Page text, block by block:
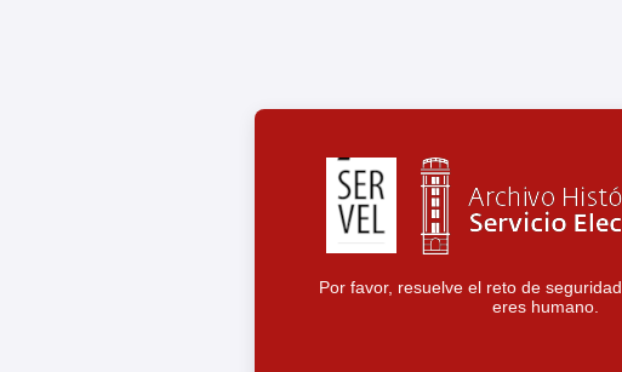
Por favor, resuelve el reto de
eres humano.